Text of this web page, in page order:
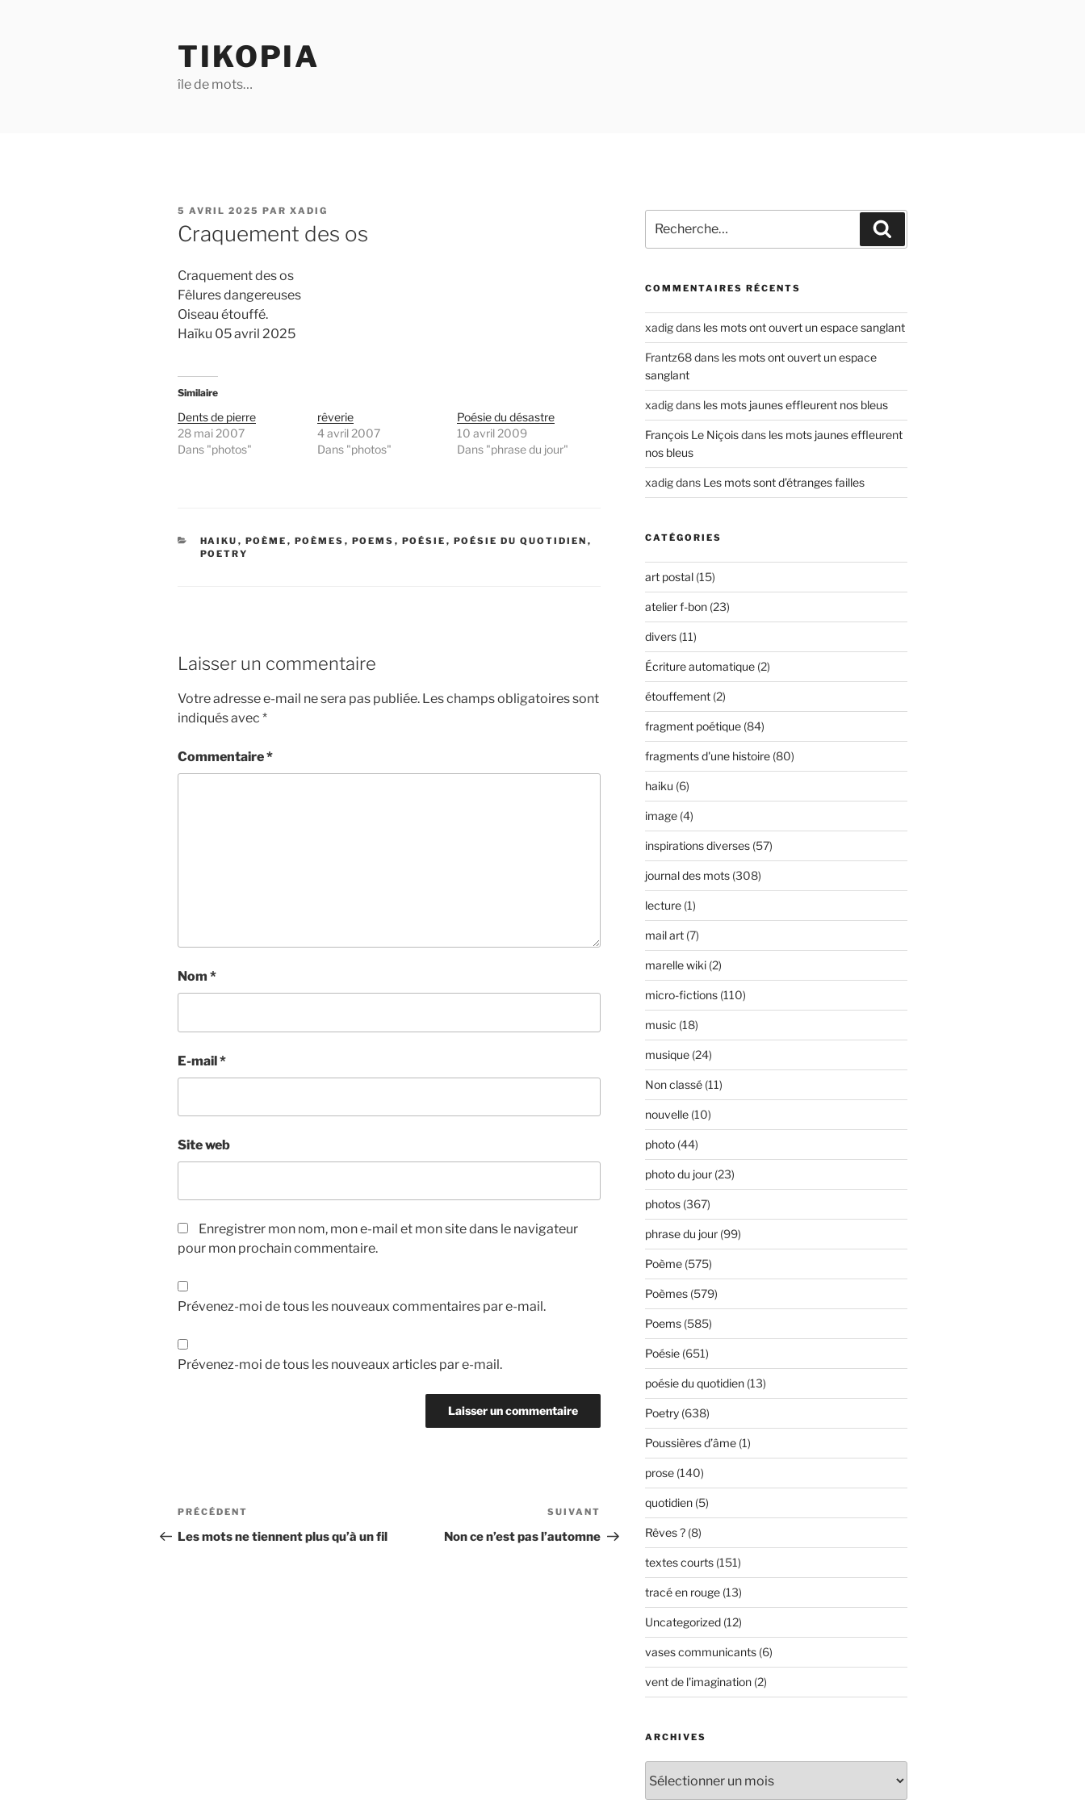
TIKOPIA
île de mots…
PUBLIÉ
LE
5 AVRIL 2025 PAR XADIG
Craquement des os
Craquement des os
Fêlures dangereuses
Oiseau étouffé.
Haïku 05 avril 2025
Similaire
Dents de pierre
28 mai 2007
Dans "photos"
rêverie
4 avril 2007
Dans "photos"
Poésie du désastre
10 avril 2009
Dans "phrase du jour"
CATÉGORIES
HAIKU , POÈME , POÈMES , POEMS , POÉSIE , POÉSIE DU QUOTIDIEN ,
POETRY
Laisser un commentaire
Votre adresse e-mail ne sera pas publiée. Les champs obligatoires sont
indiqués avec *
Commentaire*
Nom *
E-mail*
Site web
Enregistrer mon nom, mon e-mail et mon site dans le navigateur
pour mon prochain commentaire.
Prévenez-moi de tous les nouveaux commentaires par e-mail.
Prévenez-moi de tous les nouveaux articles par e-mail.
Navigation
de
Article
précédent
PRÉCÉDENT
Les mots ne tiennent plus qu’à un fil
suivant
SUIVANT
Non ce n’est pas l’automne
pour
:
COMMENTAIRES RÉCENTS
xadigdans les mots ont ouvert un espace sanglant
Frantz68dans les mots ont ouvert un espace
sanglant
xadigdans les mots jaunes effleurent nos bleus
François Le Niçoisdans les mots jaunes effleurent
nos bleus
xadigdans Les mots sont d’étranges failles
CATÉGORIES
art postal(15)
atelier f-bon(23)
divers(11)
Écriture automatique(2)
étouffement(2)
fragment poétique(84)
fragments d'une histoire(80)
haiku (6)
image(4)
inspirations diverses(57)
journal des mots(308)
lecture(1)
mail art(7)
marelle wiki(2)
micro-fictions(110)
music (18)
musique(24)
Non classé(11)
nouvelle(10)
photo(44)
photo du jour(23)
photos(367)
phrase du jour(99)
Poème(575)
Poèmes(579)
Poems(585)
Poésie(651)
poésie du quotidien(13)
Poetry(638)
Poussières d’âme(1)
prose(140)
quotidien(5)
Rêves ?(8)
textes courts(151)
tracé en rouge(13)
Uncategorized(12)
vases communicants(6)
vent de l'imagination(2)
ARCHIVES